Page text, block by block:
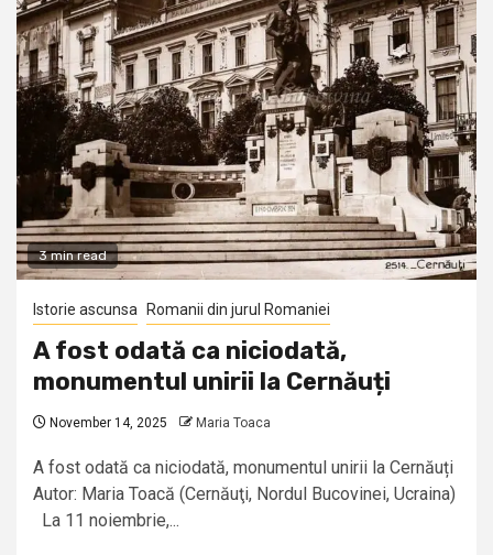
3 min read
Istorie ascunsa Romanii din jurul Romaniei
A fost odată ca niciodată,
monumentul unirii la Cernăuți
November 14, 2025 Maria Toaca
A fost odată ca niciodată, monumentul unirii la Cernăuți
Autor: Maria Toacă (Cernăuţi, Nordul Bucovinei, Ucraina)
La 11 noiembrie,...